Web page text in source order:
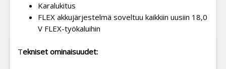
Karalukitus
FLEX akkujärjestelmä soveltuu kaikkiin uusiin 18,0
V FLEX-työkaluihin
Tekniset ominaisuudet: